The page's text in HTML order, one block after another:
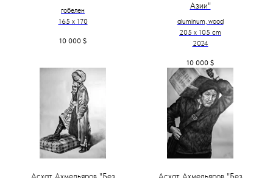
гобелен
165 x 170
10 000 $
Азии"
aluminum, wood
205 х 105 cm
2024
10 000 $